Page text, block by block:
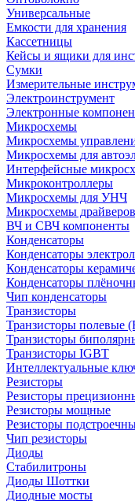
Универсальные
Емкости для хранения
Кассетницы
Кейсы и ящики для
Сумки
Измерительные
Электроинструмент
Электронные
Микросхемы
Микросхемы
Микросхемы для
Интерфейсные
Микроконтроллеры
Микросхемы для УНЧ
Микросхемы драйверов
ВЧ и СВЧ компоненты
Конденсаторы
Конденсаторы
Конденсаторы
Конденсаторы
Чип конденсаторы
Транзисторы
Транзисторы полевые
Транзисторы
Транзисторы IGBT
Интеллектуальные
Резисторы
Резисторы
Резисторы мощные
Резисторы
Чип резисторы
Диоды
Стабилитроны
Диоды Шоттки
Диодные мосты